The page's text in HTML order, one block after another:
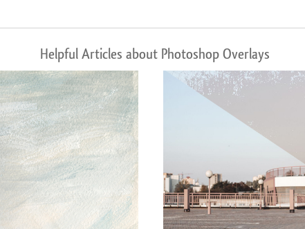
Helpful Articles about Photoshop Overlays